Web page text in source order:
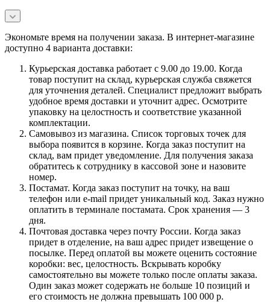
Экономьте время на получении заказа. В интернет-магазине
доступно 4 варианта доставки:
Курьерская доставка работает с 9.00 до 19.00. Когда
товар поступит на склад, курьерская служба свяжется
для уточнения деталей. Специалист предложит выбрать
удобное время доставки и уточнит адрес. Осмотрите
упаковку на целостность и соответствие указанной
комплектации.
Самовывоз из магазина. Список торговых точек для
выбора появится в корзине. Когда заказ поступит на
склад, вам придет уведомление. Для получения заказа
обратитесь к сотруднику в кассовой зоне и назовите
номер.
Постамат. Когда заказ поступит на точку, на ваш
телефон или e-mail придет уникальный код. Заказ нужно
оплатить в терминале постамата. Срок хранения — 3
дня.
Почтовая доставка через почту России. Когда заказ
придет в отделение, на ваш адрес придет извещение о
посылке. Перед оплатой вы можете оценить состояние
коробки: вес, целостность. Вскрывать коробку
самостоятельно вы можете только после оплаты заказа.
Один заказ может содержать не больше 10 позиций и
его стоимость не должна превышать 100 000 р.